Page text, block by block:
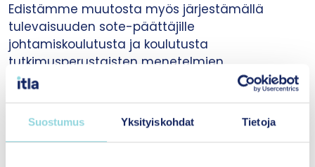
Suostumus Yksityiskohdat Tietoja
Edistämme muutosta myös järjestämällä
tulevaisuuden sote-päättäjille
johtamiskoulutusta ja koulutusta
tutkimusperustaisten menetelmien
käyttöönottoon ja juurruttamiseen.
merkitys näkyy etenkin siinä, että ne pystyvät
toimimaan sellaisen yhteistyön edistäjinä, mihin